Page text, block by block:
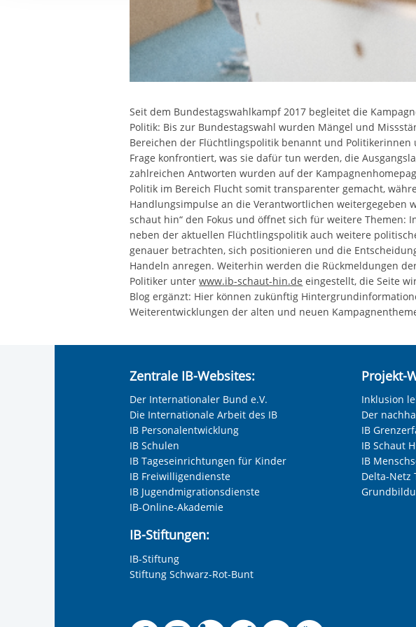
Ihre etwaige Einwilligung erstreckt sich nicht
der von Ihnen aufgerufenen und somit
aufgrund berechtigter Interessen und daher
Seit dem Bundestagswahlkampf 2017 begleitet die
Politik: Bis zur Bundestagswahl wurden Mängel und
Bereichen der Flüchtlingspolitik benannt und
Frage konfrontiert, was sie dafür tun werden, die
zahlreichen Antworten wurden auf der
Politik im Bereich Flucht somit transparenter gemacht,
Handlungsimpulse an die Verantwortlichen weitergegeben
schaut hin“ den Fokus und öffnet sich für weitere Themen:
neben der aktuellen Flüchtlingspolitik auch weitere
genauer betrachten, sich positionieren und die
Handeln anregen. Weiterhin werden die Rückmeldungen
Politiker unterwww.ib-schaut-hin.de eingestellt, die Seite
Blog ergänzt: Hier können zukünftig
Weiterentwicklungen der alten und neuen
Zentrale IB-Websites:
Der Internationaler Bund e.V.
Die Internationale Arbeit des IB
IB Personalentwicklung
IB Schulen
IB Tageseinrichtungen für Kinder
IB Freiwilligendienste
IB Jugendmigrationsdienste
IB-Online-Akademie
IB-Stiftungen:
IB-Stiftung
Stiftung Schwarz-Rot-Bunt
Projekt-
Inklusion
Der
IB
IB Schaut
IB
Delta-Netz